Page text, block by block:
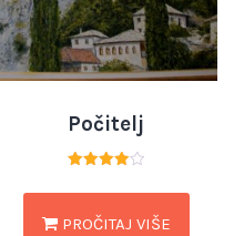
Počitelj
4.00
PROČITAJ VIŠE